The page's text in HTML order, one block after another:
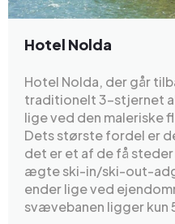
Hotel Nolda
Hotel Nolda, der går
traditionelt 3-stjernet
lige ved den maleriske
Dets største fordel er
det er et af de få
ægte ski-in/ski-out-
ender lige ved
svævebanen ligger